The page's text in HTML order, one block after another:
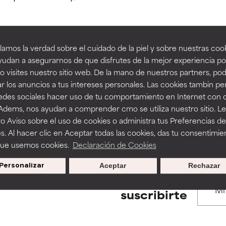
la verdad sobre el cuidado de la piel y sobre nuestras
a asegurarnos de que disfrutes de la mejor experiencia
visites nuestro sitio web. De la mano de nuestros partners,
los anuncios a tus intereses personales. Las cookies tambin
sociales hacer uso de tu comportamiento en Internet con
nos ayudan a comprender cmo se utiliza nuestro sitio.
Aviso sobre el uso de cookies o administra tus Preferencias de
Al hacer clic en Aceptar todas las cookies, das tu
usemos cookies. Declaración de Cookies
Personalizar Rechazar
Aceptar
BACK TO SEARCH
to assess ingredients in this dictionary. Regulations
tan beneficiosos como los de la categoría excelente, suelen ser
la estabilidad o la absorción de una fórmula.
ciertas limitaciones en cuanto a su apariencia, estabilidad o
básicos o que no cuentan con suficiente respaldo científico.
algunos beneficios se recomienda evitarlo por su
efectos adversos como irritación, inflamación o
se utiliza en altas concentraciones o junto con otros
tan beneficiosos como los de la categoría excelente, suelen ser
la estabilidad o la absorción de una fórmula.
ciertas limitaciones en cuanto a su apariencia, estabilidad o
básicos o que no cuentan con suficiente respaldo científico.
algunos beneficios se recomienda evitarlo por su
efectos adversos como irritación, inflamación o
se utiliza en altas concentraciones o junto con otros
suscribirte